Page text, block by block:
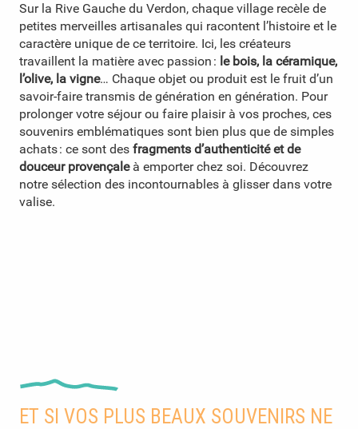
Sur la Rive Gauche du Verdon, chaque village recèle de
petites merveilles artisanales qui racontent l’histoire et le
caractère unique de ce territoire. Ici, les créateurs
travaillent la matière avec passion : le bois, la céramique,
l’olive, la vigne… Chaque objet ou produit est le fruit d’un
savoir-faire transmis de génération en génération. Pour
prolonger votre séjour ou faire plaisir à vos proches, ces
souvenirs emblématiques sont bien plus que de simples
achats : ce sont des fragments d’authenticité et de
douceur provençaleà emporter chez soi. Découvrez
notre sélection des incontournables à glisser dans votre
valise.
ET SI VOS PLUS BEAUX SOUVENIRS NE